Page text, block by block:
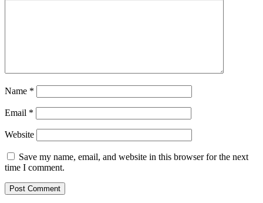
Name *
Email *
Website
Save my name, email, and website in this browser for the next
time I comment.